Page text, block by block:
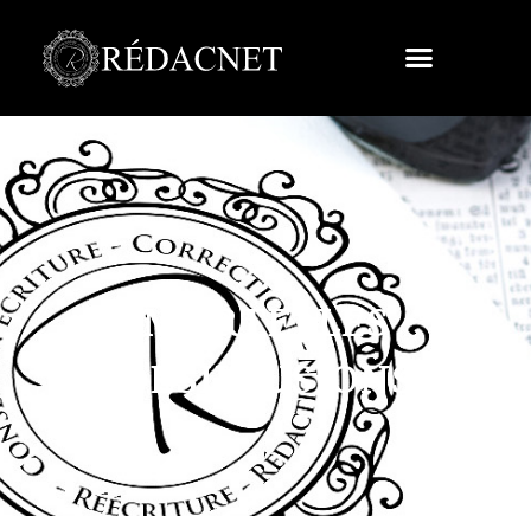
MORTELLES
DÉSILLUSIONS